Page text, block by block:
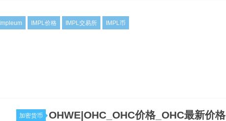
Impleum IMPL价格 IMPL交易所 IMPL币
加密货币
OHWE|OHC_OHC价格_OHC最新价格